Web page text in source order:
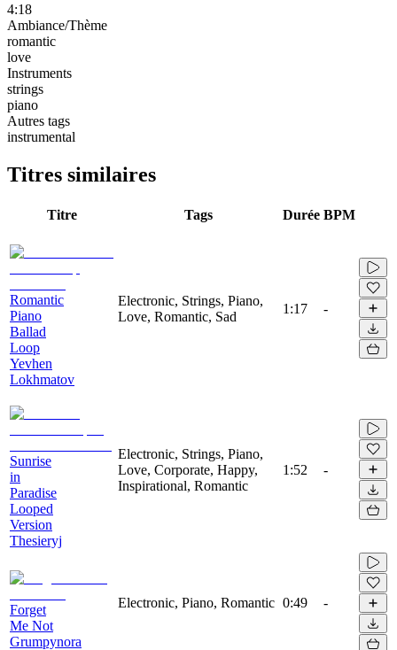
4:18
Ambiance/Thème
romantic
love
Instruments
strings
piano
Autres tags
instrumental
Titres similaires
Titre Tags Durée BPM
Romantic
Piano
Ballad
Loop
Yevhen
Lokhmatov
Electronic, Strings, Piano,
Love, Romantic, Sad
1:17 -
Sunrise
in
Paradise
Looped
Version
Thesieryj
Electronic, Strings, Piano,
Love, Corporate, Happy,
Inspirational, Romantic
1:52 -
Forget
Me Not
Grumpynora
Electronic, Piano, Romantic 0:49 -